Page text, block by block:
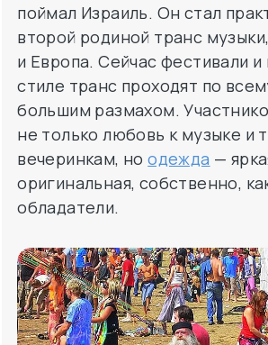
поймал Израиль. Он стал
второй родиной транс
и Европа. Сейчас фестивали и
стиле транс проходят по
большим размахом.
не только любовь к музыке и
вечеринкам, ноодежда —
оригинальная, собственно,
обладатели.